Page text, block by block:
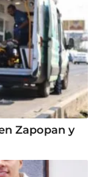
Zapopan y